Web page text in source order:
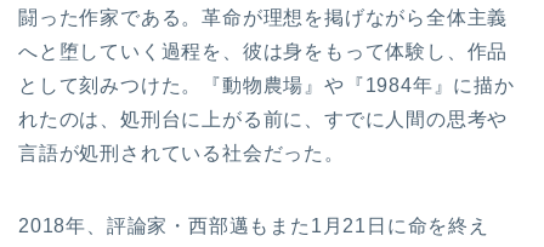
闘った作家である。革命が理想を掲げながら全体主義
へと堕していく過程を、彼は身をもって体験し、作品
として刻みつけた。『動物農場』や『1984年』に描か
れたのは、処刑台に上がる前に、すでに人間の思考や
言語が処刑されている社会だった。
2018年、評論家・西部邁もまた1月21日に命を終え